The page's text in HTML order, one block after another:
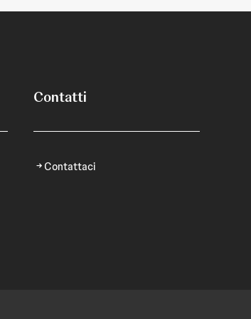
Contatti
Contattaci